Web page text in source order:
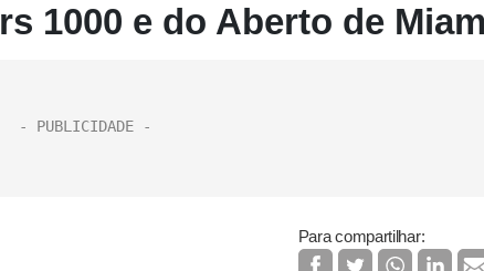
1000 e do Aberto de
Para compartilhar: